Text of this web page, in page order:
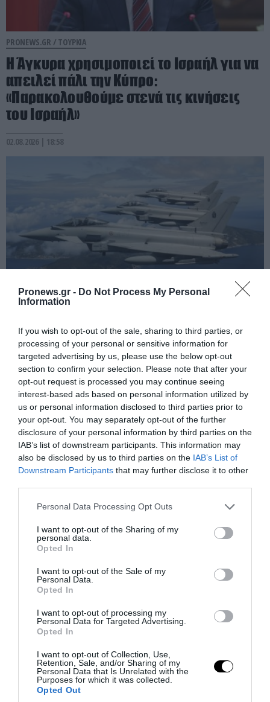
Pronews.gr - Do Not Process My Personal
Information
If you wish to opt-out of the sale, sharing to third parties, or
processing of your personal or sensitive information for
targeted advertising by us, please use the below opt-out
section to confirm your selection. Please note that after your
opt-out request is processed you may continue seeing
interest-based ads based on personal information utilized by
us or personal information disclosed to third parties prior to
your opt-out. You may separately opt-out of the further
disclosure of your personal information by third parties on the
IAB’s list of downstream participants. This information may
also be disclosed by us to third parties on the IAB’s List of
Downstream Participants that may further disclose it to other
Please note that this website/app uses one or more Google
not limited to your visit or usage behaviour. You may click to
grant or deny consent to Google and its third-party tags to
use your data for below specified purposes in below Google
consent section.
Personal Data Processing Opt Outs
I want to opt-out of the Sharing of my
personal data.
Opted In
I want to opt-out of the Sale of my
Personal Data.
Opted In
I want to opt-out of processing my
Personal Data for Targeted Advertising.
Opted In
I want to opt-out of Collection, Use,
Retention, Sale, and/or Sharing of my
Personal Data that Is Unrelated with the
Purposes for which it was collected.
Opted Out
PRONEWS.GR / ΤΟΥΡΚΙΑ
Η Άγκυρα χρησιμοποιεί το Ισραήλ για να
απειλεί πάλι την Κύπρο:
«Παρακολουθούμε στενά τις κινήσεις
του Ισραήλ»
02.08.2026 | 18:58
Ξεκίνησε η κατασκευή των νέων
τουρκικών Eurofighter – Θα
συνοδεύονται από Meteor
02.08.2026 | 15:17
PRONEWS.GR /ΤΟΥΡΚΙΑ
Τουρκάλα τραγουδίστρια βγήκε στην
σκηνή με αποκαλυπτικό φόρεμα και…
ξεχνώντας να φορέσει εσώρουχο!
01.08.2026 | 23:20